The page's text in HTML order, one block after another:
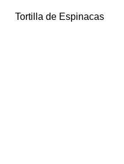
Tortilla de Espinacas